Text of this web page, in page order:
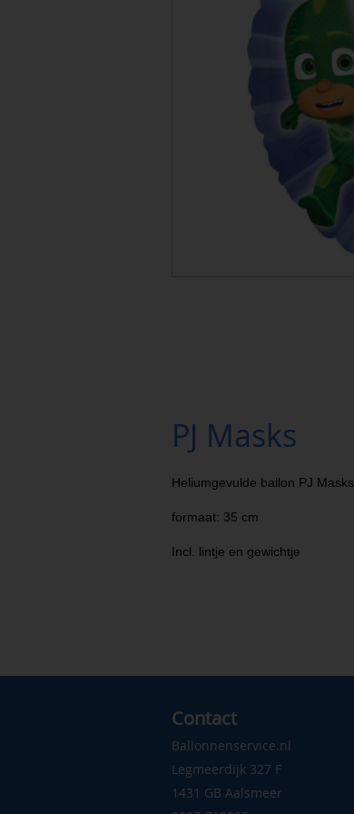
PJ Masks
Heliumgevulde ballon PJ Masks
formaat: 35 cm
Incl. lintje en gewichtje
Contact
Ballonnenservice.nl
Legmeerdijk 327 F
1431 GB Aalsmeer